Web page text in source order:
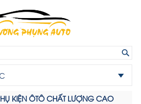
KIỆN ÔTÔ CHẤT LƯỢNG CAO